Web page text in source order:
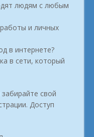
людям с любым
и личных
в интернете?
в сети, который
свой
Доступ